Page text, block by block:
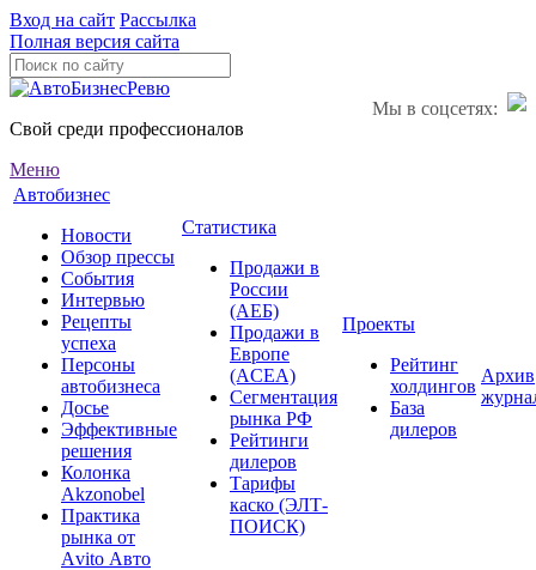
Вход на сайт Рассылка
Полная версия сайта
Мы в соцсетях:
Свой среди профессионалов
Меню
Автобизнес
Новости
Обзор прессы
События
Интервью
Рецепты
успеха
Персоны
автобизнеса
Досье
Эффективные
решения
Колонка
Akzonobel
Практика
рынка от
Аvito Авто
Статистика
Продажи в
России
(АЕБ)
Продажи в
Европе
(ACEA)
Сегментация
рынка РФ
Рейтинги
дилеров
Тарифы
каско (ЭЛТ-
ПОИСК)
Проекты
Рейтинг
холдингов
База
дилеров
Архив